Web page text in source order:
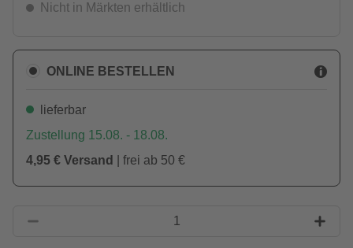
Nicht in Märkten erhältlich
ONLINE BESTELLEN
lieferbar
Zustellung 15.08. - 18.08.
4,95 € Versand
| frei ab 50 €